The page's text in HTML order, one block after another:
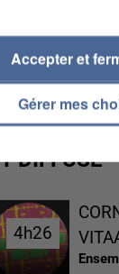
EN
DIFFUSÉ
4h26
4h26
Gérer mes
Accepter et